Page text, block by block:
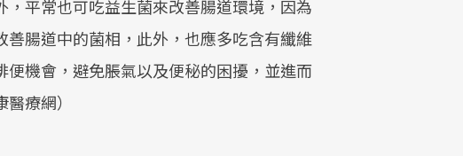
Mute
平常也可吃益生菌來改善腸道環境，因為
腸道中的菌相，此外，也應多吃含有纖維
機會，避免脹氣以及便秘的困擾，並進而
療網）